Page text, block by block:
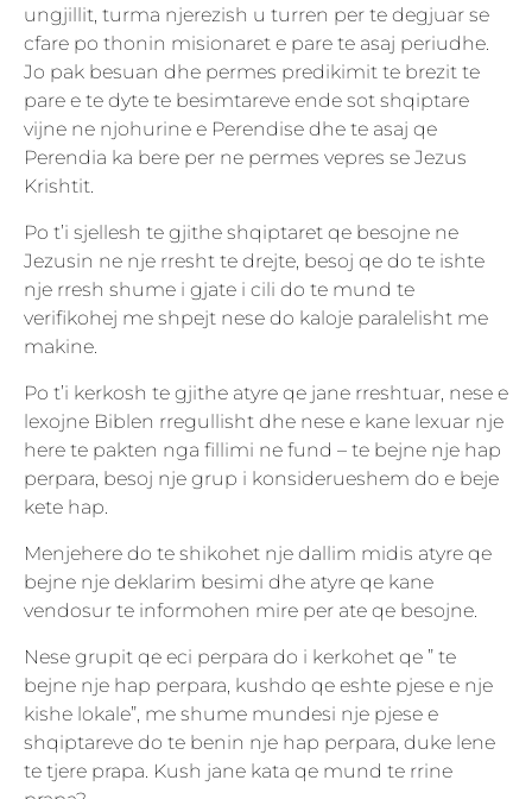
ungjillit, turma njerezish u turren per te degjuar se
cfare po thonin misionaret e pare te asaj periudhe.
Jo pak besuan dhe permes predikimit te brezit te
pare e te dyte te besimtareve ende sot shqiptare
vijne ne njohurine e Perendise dhe te asaj qe
Perendia ka bere per ne permes vepres se Jezus
Krishtit.
Po t’i sjellesh te gjithe shqiptaret qe besojne ne
Jezusin ne nje rresht te drejte, besoj qe do te ishte
nje rresh shume i gjate i cili do te mund te
verifikohej me shpejt nese do kaloje paralelisht me
makine.
Po t’i kerkosh te gjithe atyre qe jane rreshtuar, nese e
lexojne Biblen rregullisht dhe nese e kane lexuar nje
here te pakten nga fillimi ne fund – te bejne nje hap
perpara, besoj nje grup i konsiderueshem do e beje
kete hap.
Menjehere do te shikohet nje dallim midis atyre qe
bejne nje deklarim besimi dhe atyre qe kane
vendosur te informohen mire per ate qe besojne.
Nese grupit qe eci perpara do i kerkohet qe ” te
bejne nje hap perpara, kushdo qe eshte pjese e nje
kishe lokale”, me shume mundesi nje pjese e
shqiptareve do te benin nje hap perpara, duke lene
te tjere prapa. Kush jane kata qe mund te rrine